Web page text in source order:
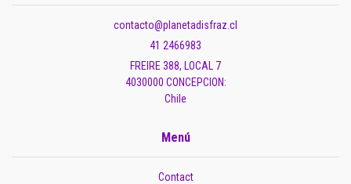
contacto@planetadisfraz.cl
41 2466983
FREIRE 388, LOCAL 7
4030000 CONCEPCION:
Chile
Menú
Contact